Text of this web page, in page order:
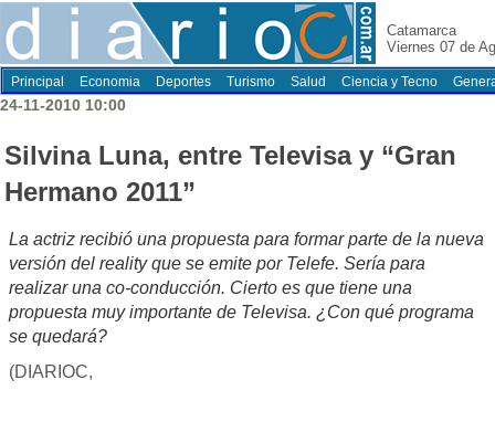
Catamarca
Viernes 07 de
Principal Economia Deportes Turismo Salud Ciencia y Tecno
24-11-2010 10:00
Silvina Luna, entre Televisa y “Gran
Hermano 2011”
La actriz recibió una propuesta para formar parte de la nueva
versión del reality que se emite por Telefe. Sería para
realizar una co-conducción. Cierto es que tiene una
propuesta muy importante de Televisa. ¿Con qué programa
se quedará?
(DIARIOC,